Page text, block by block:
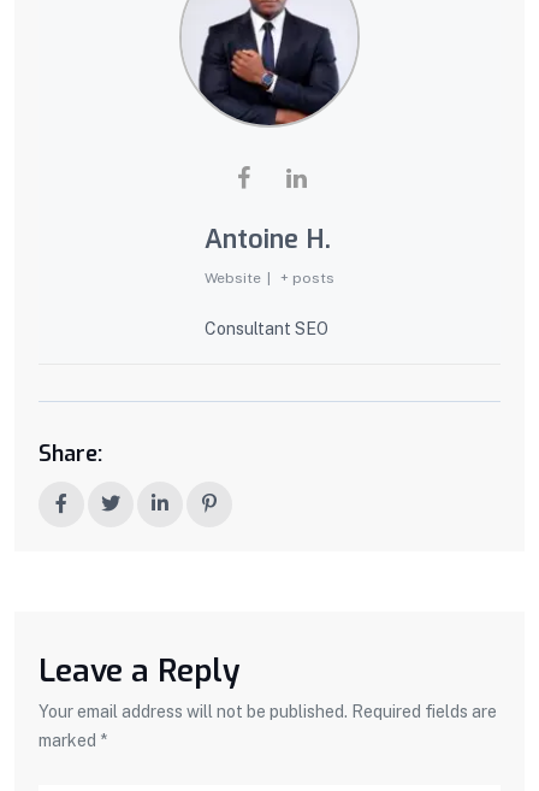
Antoine H.
Website | + posts
Consultant SEO
Share:
Leave a Reply
Your email address will not be published. Required fields are
marked *